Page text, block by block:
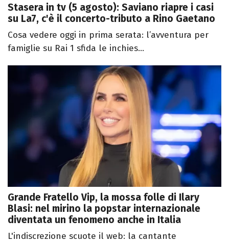
Stasera in tv (5 agosto): Saviano riapre i casi
su La7, c'è il concerto-tributo a Rino Gaetano
Cosa vedere oggi in prima serata: l’avventura per
famiglie su Rai 1 sfida le inchies...
Grande Fratello Vip, la mossa folle di Ilary
Blasi: nel mirino la popstar internazionale
diventata un fenomeno anche in Italia
L'indiscrezione scuote il web: la cantante